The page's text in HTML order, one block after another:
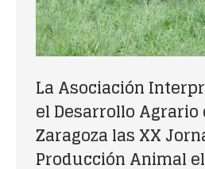
La Asociación
el Desarrollo Agrario
Zaragoza las XX
Producción Animal